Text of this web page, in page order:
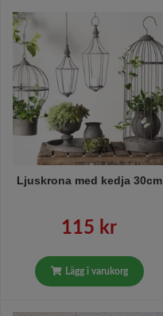
Ljuskrona med kedja 30cm
115 kr
Lägg i varukorg